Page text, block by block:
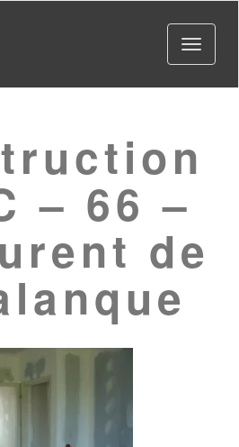
Toggle
– 66 –
de